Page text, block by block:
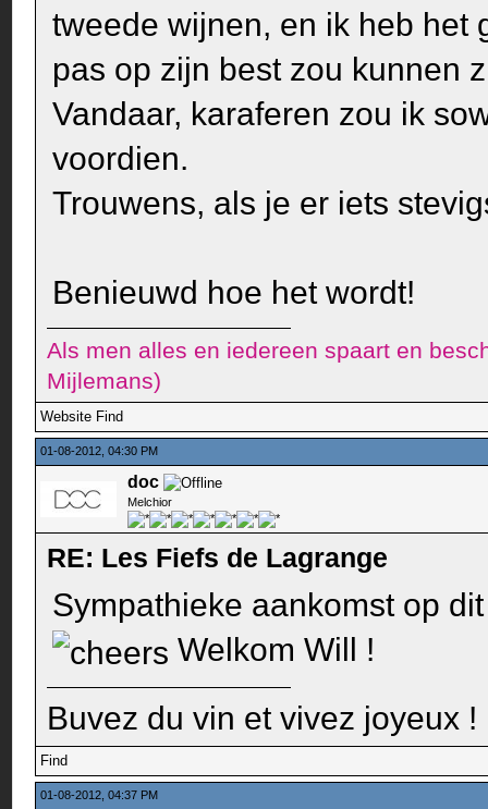
tweede wijnen, en ik heb het
pas op zijn best zou kunnen
Vandaar, karaferen zou ik
voordien.
Trouwens, als je er iets
Benieuwd hoe het wordt!
Als men alles en iedereen spaart en
Mijlemans)
Website Find
01-08-2012, 04:30 PM
doc
Melchior
RE: Les Fiefs de Lagrange
Sympathieke aankomst op
Welkom Will !
Buvez du vin et vivez joyeux !
Find
01-08-2012, 04:37 PM